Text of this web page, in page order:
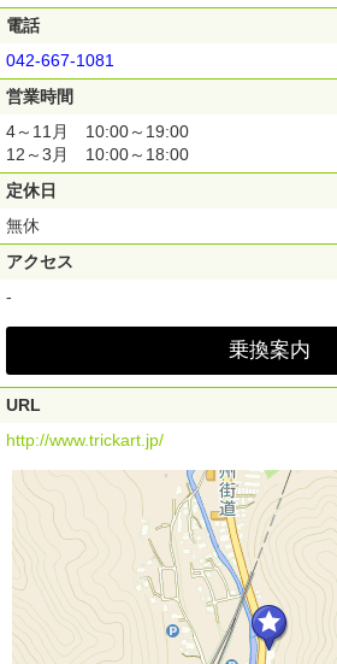
電話
042-667-1081
営業時間
4～11月 10:00～19:00
12～3月 10:00～18:00
定休日
無休
アクセス
-
乗換案内
URL
http://www.trickart.jp/